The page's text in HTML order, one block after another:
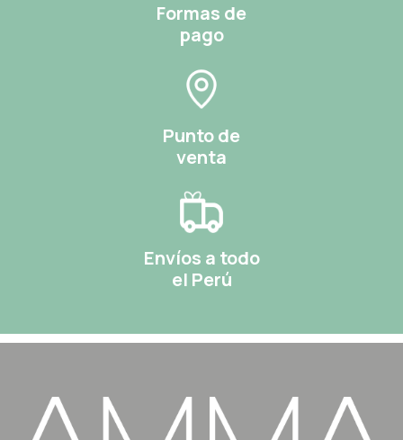
Formas de
pago
Punto de
venta
Envíos a todo
el Perú